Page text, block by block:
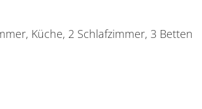
Küche, 2 Schlafzimmer, 3 Betten